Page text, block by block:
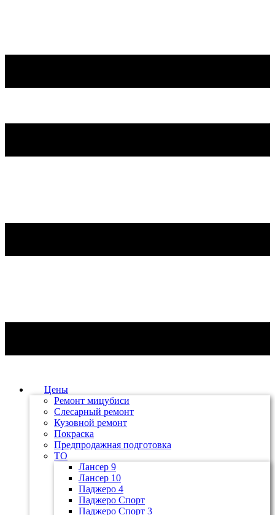
Цены
Ремонт мицубиси
Слесарный ремонт
Кузовной ремонт
Покраска
Предпродажная подготовка
ТО
Лансер 9
Лансер 10
Паджеро 4
Паджеро Спорт
Паджеро Спорт 3